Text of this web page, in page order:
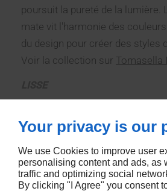
poursuit la pureté de la lumière.
mate vit l'harmonie des
du design pour créer des styles
Voir la collection sur Tomasella
Your privacy is our
We use Cookies to improve user
personalising content and ads, as
traffic and optimizing social
By clicking "I Agree" you consent